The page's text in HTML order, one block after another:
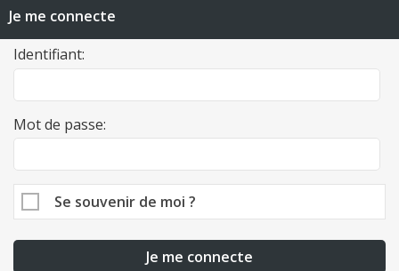
Je me connecte
Identifiant:
Mot de passe:
Se souvenir de moi ?
Je me connecte